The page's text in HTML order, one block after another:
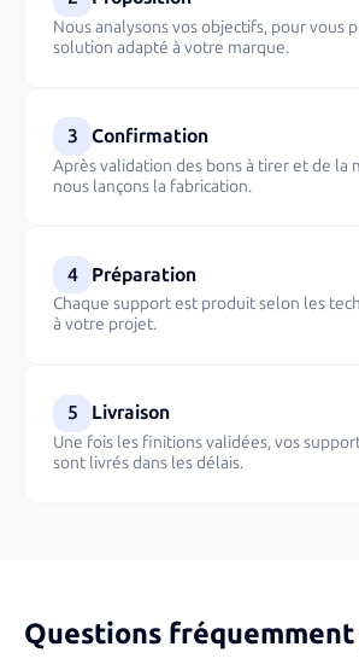
Nous analysons vos objectifs, pour vous
solution adapté à votre marque.
3 Confirmation
Après validation des bons à tirer et de la
nous lançons la fabrication.
4 Préparation
Chaque support est produit selon les
à votre projet.
5 Livraison
Une fois les finitions validées, vos
sont livrés dans les délais.
Questions fréquemment